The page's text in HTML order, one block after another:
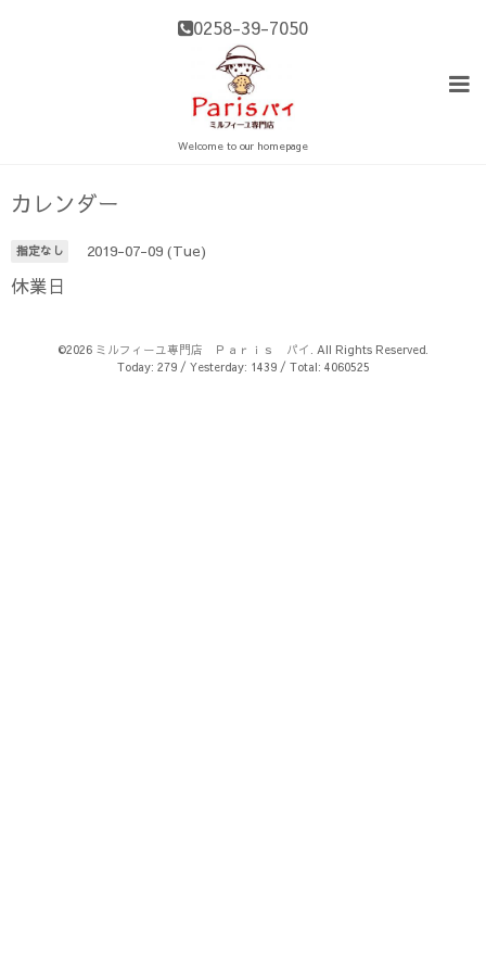
0258-39-7050
Welcome to our homepage
カレンダー
指定なし 2019-07-09 (Tue)
休業日
©2026 ミルフィーユ専門店 Ｐａｒｉｓ パイ . All Rights Reserved.
Today: 279/ Yesterday: 1439/ Total: 4060525